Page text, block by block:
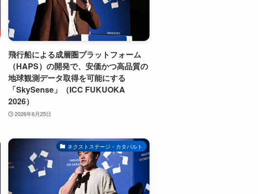
飛行船による成層圏プラットフォーム
（HAPS）の開発で、安価かつ高品質の
地球観測データ取得を可能にする
「SkySense」（ICC FUKUOKA
2026）
2026年6月25日
ネクストステージ・カタパルト